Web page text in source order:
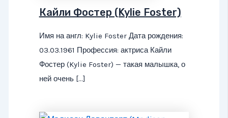
Кайли Фостер (Kylie Foster)
Имя на англ: Kylie Foster Дата рождения:
03.03.1961 Профессия: актриса Кайли
Фостер (Kylie Foster) — такая малышка, о
ней очень […]